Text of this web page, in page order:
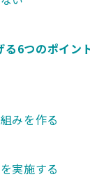
6つのポイン
みを作る
実施する